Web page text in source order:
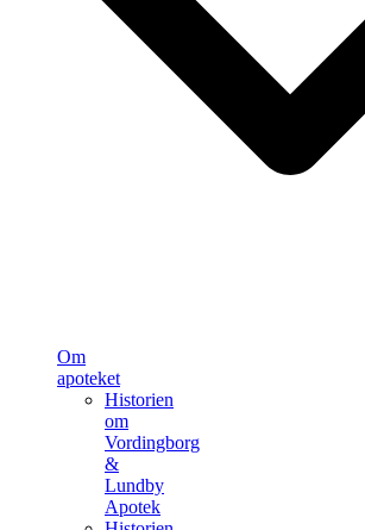
Om
apoteket
Historien
om
Vordingborg
&
Lundby
Apotek